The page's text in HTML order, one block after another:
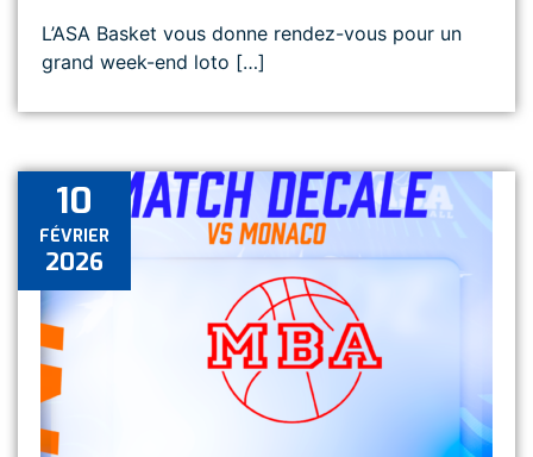
L’ASA Basket vous donne rendez-vous pour un
grand week-end loto […]
10
FÉVRIER
2026